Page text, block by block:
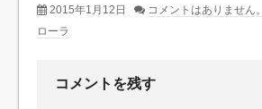
2015年1月12日 コメントはありません。
ローラ
コメントを残す